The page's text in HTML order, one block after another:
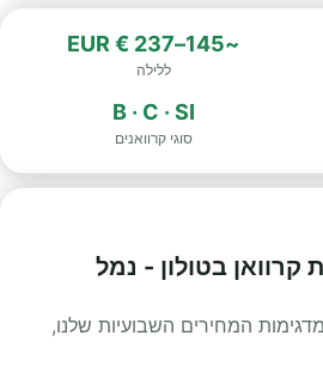
~145–237 € EUR
ללילה
B · C · SI
סוגי קרוואנים
בטולון - נמל
המחירים השבועיות שלנו,